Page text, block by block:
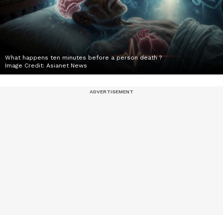
What happens ten minutes before a person death ?
Image Credit: Asianet News